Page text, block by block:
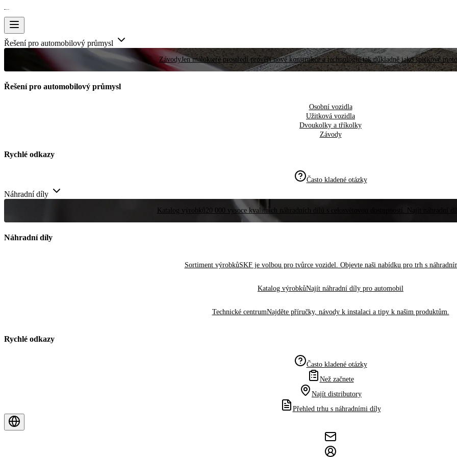
Řešení pro automobilový průmysl
ZávodyJen málokteré prostředí prověří nové konstrukce a technologie tak důkladně jako špičkové
Řešení pro automobilový průmysl
Osobní vozidla
Užitková vozidla
Dvoukolky a tříkolky
Závody
Rychlé odkazy
Často kladené otázky
Náhradní díly
Katalog výrobků20 000 vysoce kvalitních náhradních dílů s celosvětovou dostupností. Najít náhradní
Náhradní díly
Sortiment výrobkůSKF je volbou pro tvůrce vozidel. Objevte naši nabídku pro trh s
Katalog výrobkůNajít náhradní díly pro automobil
Technické centrumNajděte příručky, návody k instalaci a tipy k našim produktům.
Rychlé odkazy
Často kladené otázky
Než začnete
Najít distributory
Přehled trhu s náhradními díly